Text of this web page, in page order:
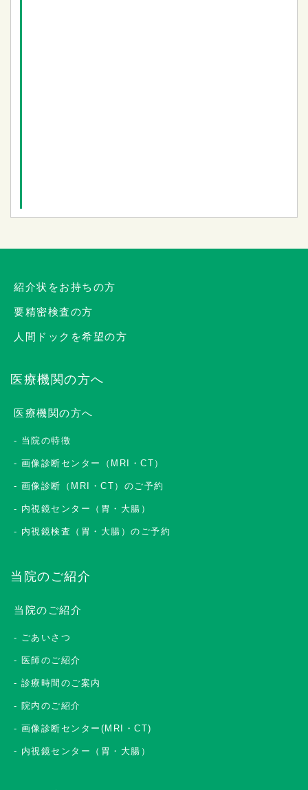
紹介状をお持ちの方
要精密検査の方
人間ドックを希望の方
医療機関の方へ
医療機関の方へ
当院の特徴
画像診断センター（MRI・CT）
画像診断（MRI・CT）のご予約
内視鏡センター（胃・大腸）
内視鏡検査（胃・大腸）のご予約
当院のご紹介
当院のご紹介
ごあいさつ
医師のご紹介
診療時間のご案内
院内のご紹介
画像診断センター(MRI・CT)
内視鏡センター（胃・大腸）